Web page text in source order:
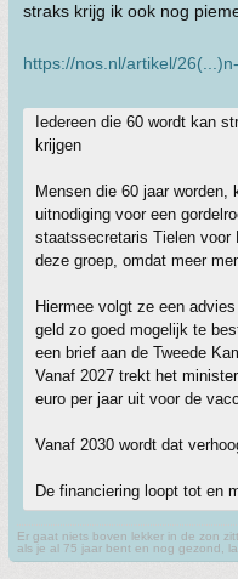
straks krijg ik ook nog
https://nos.nl/artikel/
Iedereen die 60 wordt kan
krijgen
Mensen die 60 jaar worden,
uitnodiging voor een
staatssecretaris Tielen
deze groep, omdat meer
Hiermee volgt ze een
geld zo goed mogelijk te
een brief aan de Tweede
Vanaf 2027 trekt het
euro per jaar uit voor de
Vanaf 2030 wordt dat
De financiering loopt tot en
Er gaat niets boven lekker in de zon
als je al 75 jaar bent en nog gezond,